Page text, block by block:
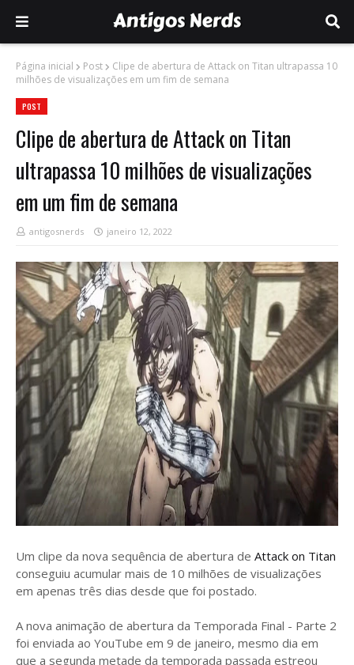
Página inicial Post
Clipe de abertura de Attack on Titan ultrapassa 10
milhões de visualizações em um fim de semana
POST
Clipe de abertura de Attack on Titan
ultrapassa 10 milhões de visualizações
em um fim de semana
antigosnerds janeiro 12, 2022
Um clipe da nova sequência de abertura de Attack on Titan
conseguiu acumular mais de 10 milhões de visualizações
em apenas três dias desde que foi postado.
A nova animação de abertura da Temporada Final - Parte 2
foi enviada ao YouTube em 9 de janeiro, mesmo dia em
que a segunda metade da temporada passada estreou